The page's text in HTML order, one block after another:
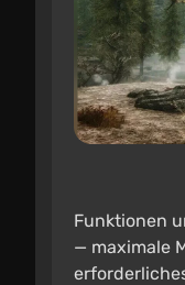
Funktionen
— maximale